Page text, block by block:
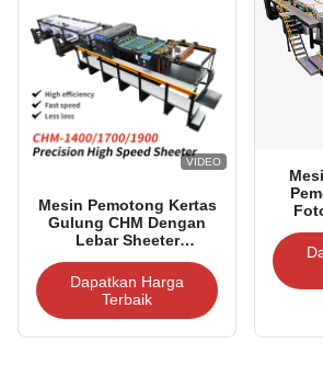
VIDEO
Mesin Pemotong Kertas
Gulung CHM Dengan
Lebar Sheeter
Untuk Rentang Kertas
60-500gsm
Dapatkan Harga
Terbaik